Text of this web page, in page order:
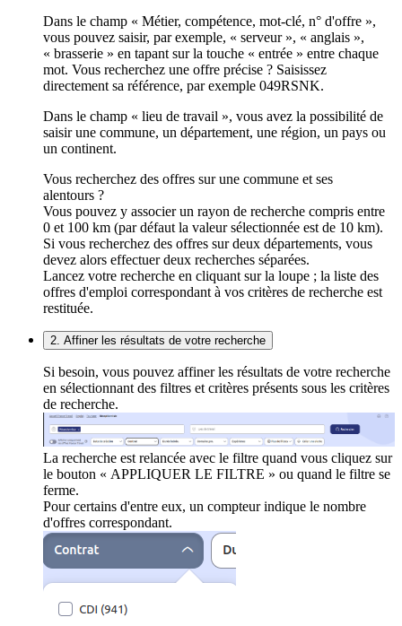
Dans le champ « Métier, compétence, mot-clé, n° d'offre »,
vous pouvez saisir, par exemple, « serveur », « anglais »,
« brasserie » en tapant sur la touche « entrée » entre chaque
mot. Vous recherchez une offre précise ? Saisissez
directement sa référence, par exemple 049RSNK.
Dans le champ « lieu de travail », vous avez la possibilité de
saisir une commune, un département, une région, un pays ou
un continent.
Vous recherchez des offres sur une commune et ses
alentours ?
Vous pouvez y associer un rayon de recherche compris entre
0 et 100 km (par défaut la valeur sélectionnée est de 10 km).
Si vous recherchez des offres sur deux départements, vous
devez alors effectuer deux recherches séparées.
Lancez votre recherche en cliquant sur la loupe ; la liste des
offres d'emploi correspondant à vos critères de recherche est
restituée.
2. Affiner les résultats de votre recherche
Si besoin, vous pouvez affiner les résultats de votre recherche
en sélectionnant des filtres et critères présents sous les critères
de recherche.
La recherche est relancée avec le filtre quand vous cliquez sur
le bouton « APPLIQUER LE FILTRE » ou quand le filtre se
ferme.
Pour certains d'entre eux, un compteur indique le nombre
d'offres correspondant.